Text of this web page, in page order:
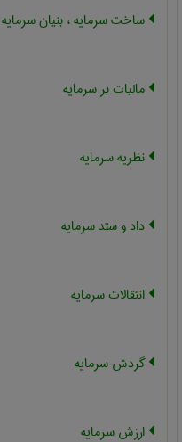
ساخت سرمایه ، بنیان سرمایه
مالیات بر سرمایه
نظریه سرمایه
داد و ستد سرمایه
انتقالات سرمایه
گردش سرمایه
ارزش سرمایه